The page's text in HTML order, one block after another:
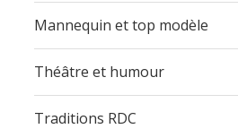
Mannequin et top modèle
Théâtre et humour
Traditions RDC